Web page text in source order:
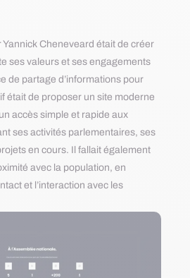
Cheneveard était de créer
ses valeurs et ses engagements
de partage d’informations pour
était de proposer un site moderne
accès simple et rapide aux
ses activités parlementaires, ses
en cours. Il fallait également
avec la population, en
et l’interaction avec les